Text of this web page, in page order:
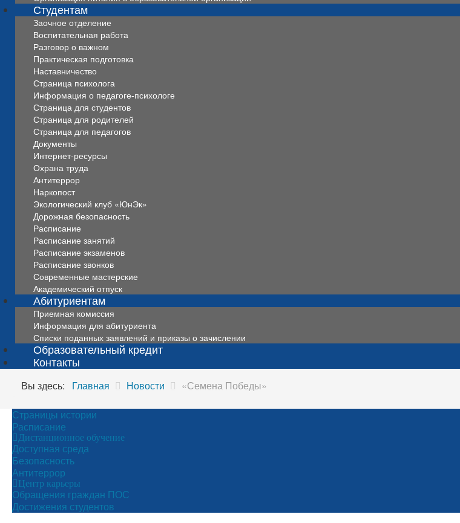
Студентам
Заочное отделение
Воспитательная работа
Разговор о важном
Практическая подготовка
Наставничество
Страница психолога
Информация о педагоге-психологе
Страница для студентов
Страница для родителей
Страница для педагогов
Документы
Интернет-ресурсы
Охрана труда
Антитеррор
Наркопост
Экологический клуб «ЮнЭк»
Дорожная безопасность
Расписание
Расписание занятий
Расписание экзаменов
Расписание звонков
Современные мастерские
Академический отпуск
Абитуриентам
Приемная комиссия
Информация для абитуриента
Списки поданных заявлений и приказы о зачислении
Образовательный кредит
Контакты
Вы здесь: Главная Новости «Семена Победы»
Страницы истории
Расписание
Дистанционное обучение
Доступная среда
Безопасность
Антитеррор
Центр карьеры
Обращения граждан ПОС
Достижения студентов